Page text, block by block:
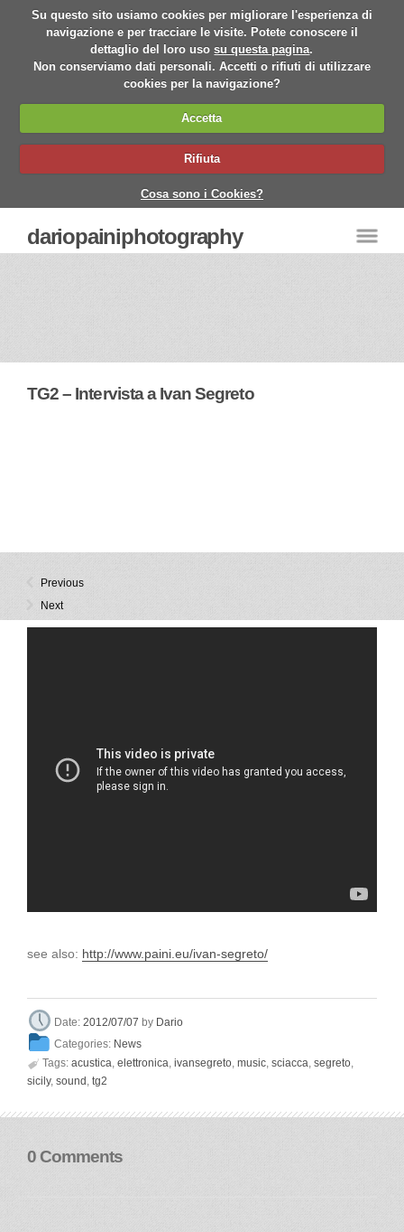
Su questo sito usiamo cookies per migliorare l'esperienza di
navigazione e per tracciare le visite. Potete conoscere il
dettaglio del loro usosu questa pagina.
Non conserviamo dati personali. Accetti o rifiuti di utilizzare
cookies per la navigazione?
Accetta
Rifiuta
Cosa sono i Cookies?
dariopainiphotography
TG2 – Intervista a Ivan Segreto
Previous
Next
see also: http://www.paini.eu/ivan-segreto/
Date:2012/07/07 by Dario
Categories: News
 Tags: acustica elettronica ivansegreto music sciacca segreto
sicily, sound tg2
0 Comments